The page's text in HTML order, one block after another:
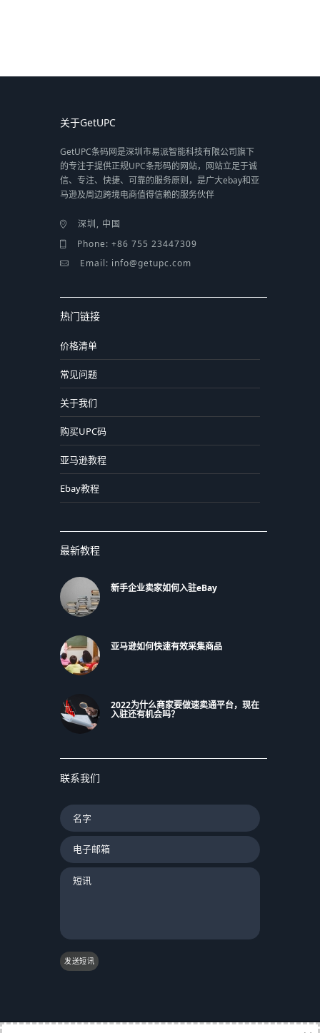
关于GetUPC
GetUPC条码网是深圳市易派智能科技有限公司旗下
的专注于提供正规UPC条形码的网站，网站立足于诚
信、专注、快捷、可靠的服务原则，是广大ebay和亚
马逊及周边跨境电商值得信赖的服务伙伴
深圳, 中国
Phone: +86 755 23447309
Email: info@getupc.com
热门链接
价格清单
常见问题
关于我们
购买UPC码
亚马逊教程
Ebay教程
最新教程
新手企业卖家如何入驻eBay
亚马逊如何快速有效采集商品
2022为什么商家要做速卖通平台，现在
入驻还有机会吗？
联系我们
发送短讯